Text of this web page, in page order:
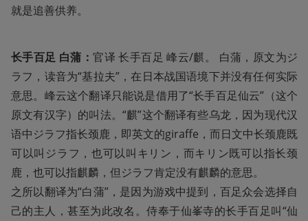
就是追善供养。
长手百足 白蒲：官译 长手百足 峰云/麒。 白蒲，原文为ジ
ラフ，读音为“基拉夫”，在日本战国语境下并没有任何实际
意思。峰云这个翻译只能说是借用了“长手百足仙云”（这个
原文有汉字）的叫法。“麒”这个翻译有些乌龙，因为现代汉
语中ジラフ指长颈鹿，即英文的giraffe，而日文中长颈鹿既
可以叫ジラフ，也可以叫キリン，而キリン既可以指长颈
鹿，也可以指麒麟，但ジラフ肯定没有麒麟的意思。
之所以翻译为“白蒲”，是因为游戏中提到，百足众会选择自
己的主人，甚至为此改名。侍奉于仙峯寺的长手百足叫“仙